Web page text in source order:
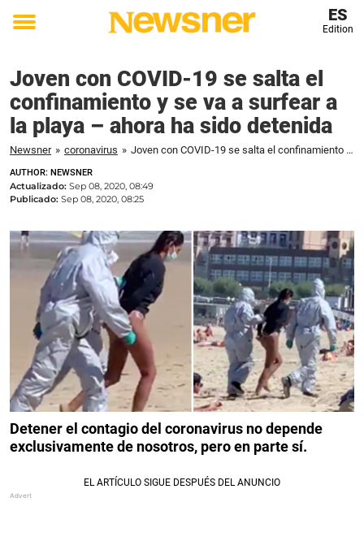
Toggle
ES
Edition
Joven con COVID-19 se salta el
confinamiento y se va a surfear a
la playa – ahora ha sido detenida
Newsner » coronavirus » Joven con COVID-19 se salta el confinamiento y se va a surfear a la playa – ahora ha sido detenida
AUTHOR: NEWSNER
Actualizado: Sep 08, 2020, 08:49
Publicado: Sep 08, 2020, 08:25
Detener el contagio del coronavirus no depende
exclusivamente de nosotros, pero en parte sí.